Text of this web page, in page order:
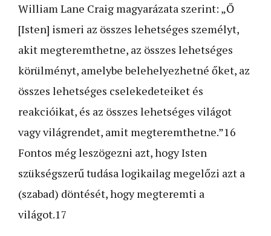
William Lane Craig magyarázata szerint: „Ő
[Isten] ismeri az összes lehetséges személyt,
akit megteremthetne, az összes lehetséges
körülményt, amelybe belehelyezhetné őket, az
összes lehetséges cselekedeteiket és
reakcióikat, és az összes lehetséges világot
vagy világrendet, amit megteremthetne.”16
Fontos még leszögezni azt, hogy Isten
szükségszerű tudása logikailag megelőzi azt a
(szabad) döntését, hogy megteremti a
világot.17